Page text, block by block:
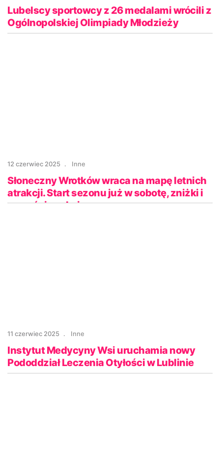
Lubelscy sportowcy z 26 medalami wrócili z
Ogólnopolskiej Olimpiady Młodzieży
12 czerwiec 2025 Inne
Słoneczny Wrotków wraca na mapę letnich
atrakcji. Start sezonu już w sobotę, zniżki i
nowości czekają
11 czerwiec 2025 Inne
Instytut Medycyny Wsi uruchamia nowy
Pododdział Leczenia Otyłości w Lublinie